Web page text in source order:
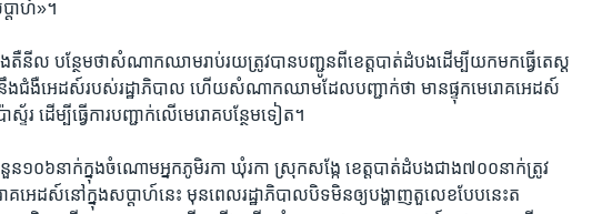
តាហ៍»។
តឺនីល​ បន្ថែម​ថា​សំណាក​ឈាម​រាប់​រយ​ត្រូវ​បាន​បញ្ជូន​ពី​ខេត្ត​បាត់ដំបង​ដើម្បី​យក​មក​ធ្វើ​តេស្ត​
ងជំងឺ​អេដស៍​របស់​រដ្ឋា​ភិបាល​ ​ហើយ​សំណាក​ឈាម​ដែល​បញ្ជាក់​ថា ​មាន​ផ្ទុក​មេរោគ​អេដស៍​
ស្ទ័រ​ ដើម្បី​ធ្វើ​ការ​បញ្ជាក់​លើ​មេរោគ​បន្ថែម​ទៀត។
០៦​នាក់​ក្នុ​ងចំណោម​អ្នកភូមិ​រកា ​ឃុំរកា ​ស្រុក​សង្កែ​ ខេត្ត​បាត់ដំបង​ជាង​៧០០​នាក់​ត្រូវ​
គ​អេដស៍​នៅ​ក្នុង​សប្តាហ៍​នេះ​ មុន​ពេល​រដ្ឋា​ភិបាល​បិទមិន​ឲ្យ​បង្ហាញ​តួលេខ​បែប​នេះ​ត